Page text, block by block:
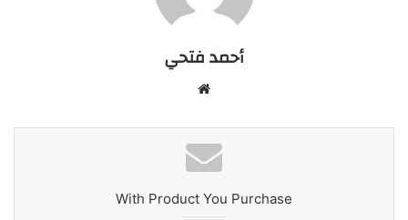
أحمد فتحي
With Product You Purchase